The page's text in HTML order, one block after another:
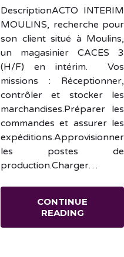
DescriptionACTO INTERIM
MOULINS, recherche pour
son client situé à Moulins,
un magasinier CACES 3
(H/F) en intérim. Vos
missions : Réceptionner,
contrôler et stocker les
marchandises.Préparer les
commandes et assurer les
expéditions.Approvisionner
les postes de
production.Charger…
CONTINUE
READING